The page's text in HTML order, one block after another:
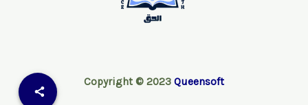
Copyright © 2023 Queensoft